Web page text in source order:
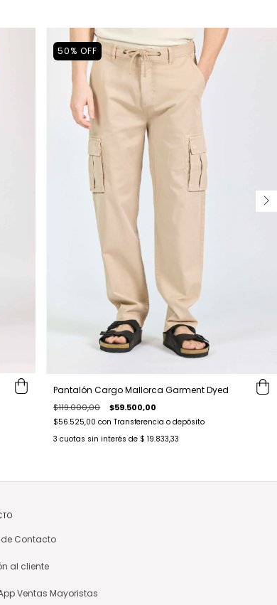
50%OFF
Pantalón Cargo Mallorca Garment Dyed
$119.000,00 $59.500,00
$56.525,00con Transferencia o depósito
3 cuotas sin interés de $ 19.833,33
de Contacto
al cliente
Ventas Mayoristas